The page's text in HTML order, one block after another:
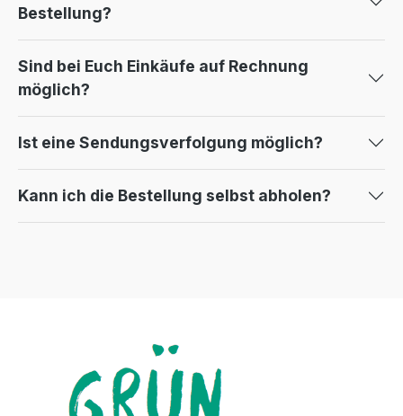
Bestellung?
Sind bei Euch Einkäufe auf Rechnung
möglich?
Ist eine Sendungsverfolgung möglich?
Kann ich die Bestellung selbst abholen?